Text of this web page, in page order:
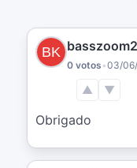
0 votos •03/
▲ ▼
Obrigado